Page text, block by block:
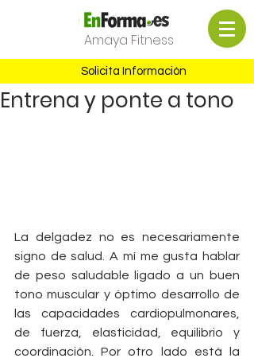
Amaya Fitness
Solicita Información
Entrena y ponte a tono
La delgadez no es necesariamente
signo de salud. A mí me gusta hablar
de peso saludable ligado a un buen
tono muscular y óptimo desarrollo de
las capacidades cardiopulmonares,
de fuerza, elasticidad, equilibrio y
coordinación. Por otro lado está la